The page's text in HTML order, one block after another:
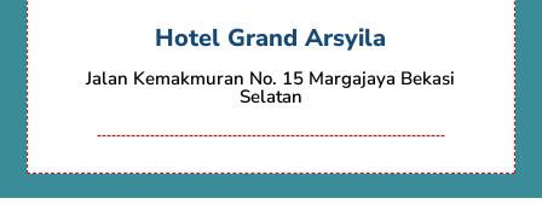
Hotel Grand Arsyila
Jalan Kemakmuran No. 15 Margajaya Bekasi
Selatan
------------------------------------------------------------------------